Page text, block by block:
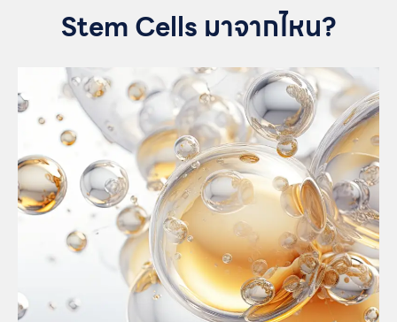
Stem Cells มาจากไหน?